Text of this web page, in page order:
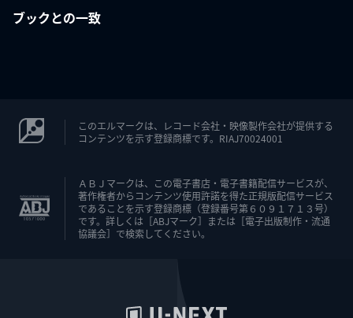
ブックとの一致
このエルマークは、レコード会社・映像製作会社が提供する
コンテンツを示す登録商標です。RIAJ70024001
ＡＢＪマークは、この電子書店・電子書籍配信サービスが、
著作権者からコンテンツ使用許諾を得た正規版配信サービス
であることを示す登録商標（登録番号第６０９１７１３号）
です。詳しくは［ABJマーク］または［電子出版制作・流通
協議会］で検索してください。